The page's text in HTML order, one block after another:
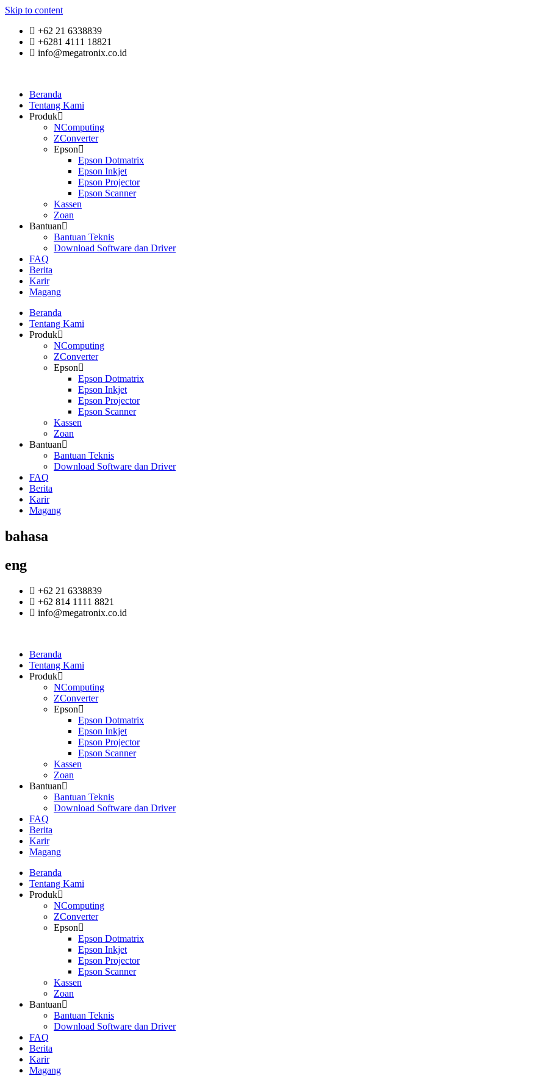
Skip to content
+62 21 6338839
+6281 4111 18821
info@megatronix.co.id
Beranda
Tentang Kami
Produk
NComputing
ZConverter
Epson
Epson Dotmatrix
Epson Inkjet
Epson Projector
Epson Scanner
Kassen
Zoan
Bantuan
Bantuan Teknis
Download Software dan Driver
FAQ
Berita
Karir
Magang
Beranda
Tentang Kami
Produk
NComputing
ZConverter
Epson
Epson Dotmatrix
Epson Inkjet
Epson Projector
Epson Scanner
Kassen
Zoan
Bantuan
Bantuan Teknis
Download Software dan Driver
FAQ
Berita
Karir
Magang
bahasa
eng
+62 21 6338839
+62 814 1111 8821
info@megatronix.co.id
Beranda
Tentang Kami
Produk
NComputing
ZConverter
Epson
Epson Dotmatrix
Epson Inkjet
Epson Projector
Epson Scanner
Kassen
Zoan
Bantuan
Bantuan Teknis
Download Software dan Driver
FAQ
Berita
Karir
Magang
Beranda
Tentang Kami
Produk
NComputing
ZConverter
Epson
Epson Dotmatrix
Epson Inkjet
Epson Projector
Epson Scanner
Kassen
Zoan
Bantuan
Bantuan Teknis
Download Software dan Driver
FAQ
Berita
Karir
Magang